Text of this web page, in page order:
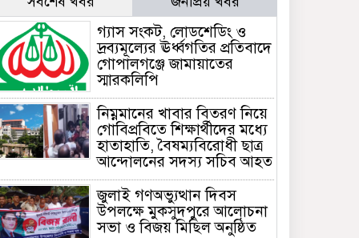
গ্যাস সংকট, লোডশেডিং ও
দ্রব্যমূল্যের ঊর্ধ্বগতির প্রতিবাদে
গোপালগঞ্জে জামায়াতের
স্মারকলিপি
নিম্নমানের খাবার বিতরণ নিয়ে
গোবিপ্রবিতে শিক্ষার্থীদের মধ্যে
হাতাহাতি, বৈষম্যবিরোধী ছাত্র
আন্দোলনের সদস্য সচিব আহত
জুলাই গণঅভ্যুত্থান দিবস
উপলক্ষে মুকসুদপুরে আলোচনা
সভা ও বিজয় মিছিল অনুষ্ঠিত